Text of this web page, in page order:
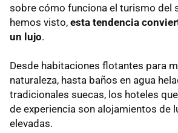
sobre cómo funciona el turismo del
hemos visto, esta tendencia
un lujo.
Desde habitaciones flotantes para
naturaleza, hasta baños en agua
tradicionales suecas, los hoteles
de experiencia son alojamientos de
elevadas.